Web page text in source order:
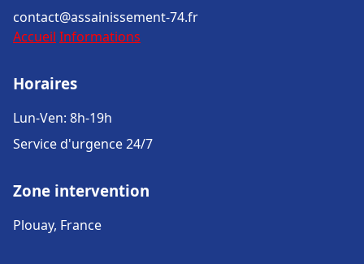
contact@assainissement-74.fr
Accueil Informations
Horaires
Lun-Ven: 8h-19h
Service d'urgence 24/7
Zone intervention
Plouay, France